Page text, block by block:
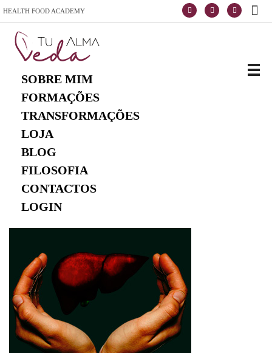
HEALTH FOOD ACADEMY
Escola de Vida e Saúde
SOBRE MIM
FORMAÇÕES
TRANSFORMAÇÕES
LOJA
BLOG
FILOSOFIA
CONTACTOS
LOGIN